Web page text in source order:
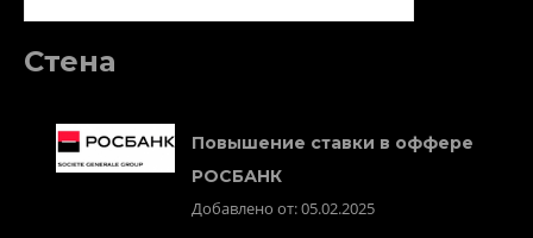
Стена
Повышение ставки в оффере
РОСБАНК
Добавлено от: 05.02.2025